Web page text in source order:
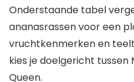
Onderstaande tabel
ananasrassen voor een
vruchtkenmerken en
kies je doelgericht tussen
Queen.